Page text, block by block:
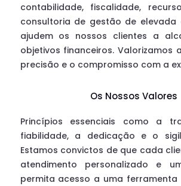
contabilidade, fiscalidade,
consultoria de gestão de elevada
ajudem os nossos clientes a
objetivos financeiros. Valorizamos
precisão e o compromisso com a
Os Nossos Valores
Princípios essenciais como a
fiabilidade, a dedicação e o
Estamos convictos de que cada
atendimento personalizado e
permita acesso a uma